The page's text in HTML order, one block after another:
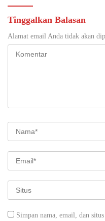
Tinggalkan Balasan
Alamat email Anda tidak akan
Simpan nama, email, dan